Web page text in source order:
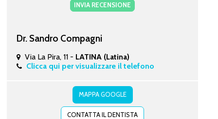
INVIA RECENSIONE
Dr. Sandro Compagni
Via La Pira, 11 - LATINA (Latina)
Clicca qui per visualizzare il telefono
MAPPA GOOGLE
CONTATTA IL DENTISTA